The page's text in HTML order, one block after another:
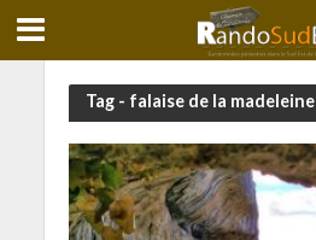
Tag - falaise de la madeleine